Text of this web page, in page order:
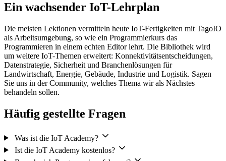
Ein wachsender IoT-Lehrplan
Die meisten Lektionen vermitteln heute IoT-Fertigkeiten mit TagoIO
als Arbeitsumgebung, so wie ein Programmierkurs das
Programmieren in einem echten Editor lehrt. Die Bibliothek wird
um weitere IoT-Themen erweitert: Konnektivitätsentscheidungen,
Datenstrategie, Sicherheit und Branchenlösungen für
Landwirtschaft, Energie, Gebäude, Industrie und Logistik. Sagen
Sie uns in der Community, welches Thema wir als Nächstes
behandeln sollen.
Häufig gestellte Fragen
Was ist die IoT Academy?
Ist die IoT Academy kostenlos?